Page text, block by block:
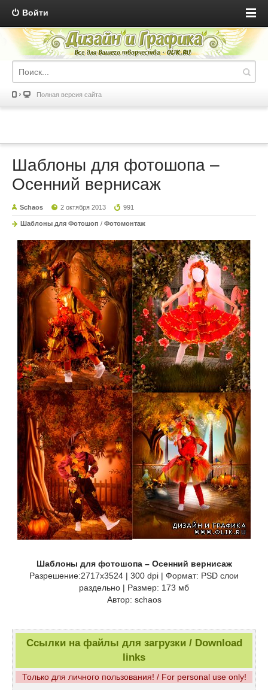
Войти
Полная версия сайта
Шаблоны для фотошопа –
Осенний вернисаж
Schaos 2 октября 2013 991
Шаблоны для Фотошоп / Фотомонтаж
Шаблоны для фотошопа – Осенний вернисаж
Разрешение:2717х3524 | 300 dpi | Формат: PSD слои
раздельно | Размер: 173 мб
Автор: schaos
Ссылки на файлы для загрузки / Download
links
Только для личного пользования! / For personal use only!